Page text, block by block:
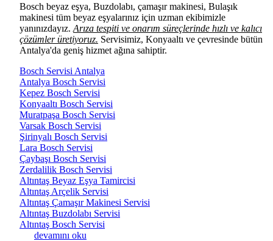
Bosch beyaz eşya, Buzdolabı, çamaşır makinesi, Bulaşık
makinesi tüm beyaz eşyalarınız için uzman ekibimizle
yanınızdayız. Arıza tespiti ve onarım süreçlerinde hızlı ve kalıcı
çözümler üretiyoruz. Servisimiz, Konyaaltı ve çevresinde bütün
Antalya'da geniş hizmet ağına sahiptir.
Bosch Servisi Antalya
Antalya Bosch Servisi
Kepez Bosch Servisi
Konyaaltı Bosch Servisi
Muratpaşa Bosch Servisi
Varsak Bosch Servisi
Şirinyalı Bosch Servisi
Lara Bosch Servisi
Çaybaşı Bosch Servisi
Zerdalilik Bosch Servisi
Altıntaş Beyaz Eşya Tamircisi
Altıntaş Arçelik Servisi
Altıntaş Çamaşır Makinesi Servisi
Altıntaş Buzdolabı Servisi
Altıntaş Bosch Servisi
Bosch Servisi Konyaaltı hakkında
devamını oku